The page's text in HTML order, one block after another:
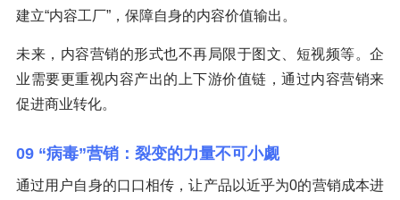
建立“内容工厂”，保障自身的内容价值输出。
未来，内容营销的形式也不再局限于图文、短视频等。企
业需要更重视内容产出的上下游价值链，通过内容营销来
促进商业转化。
09 “病毒”营销：裂变的力量不可小觑
通过用户自身的口口相传，让产品以近乎为0的营销成本进